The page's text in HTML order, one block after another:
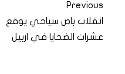
Previous
انقلاب باص سياحي يوقع
عشرات الضحايا في اربيل